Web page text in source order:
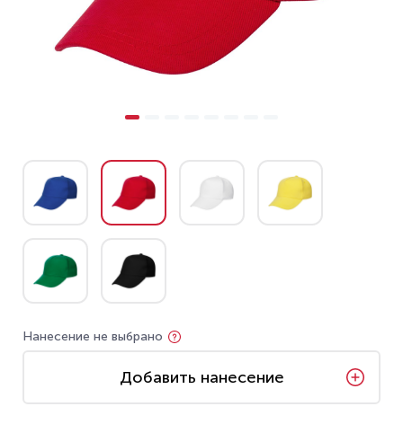
Нанесение не выбрано
Добавить нанесение